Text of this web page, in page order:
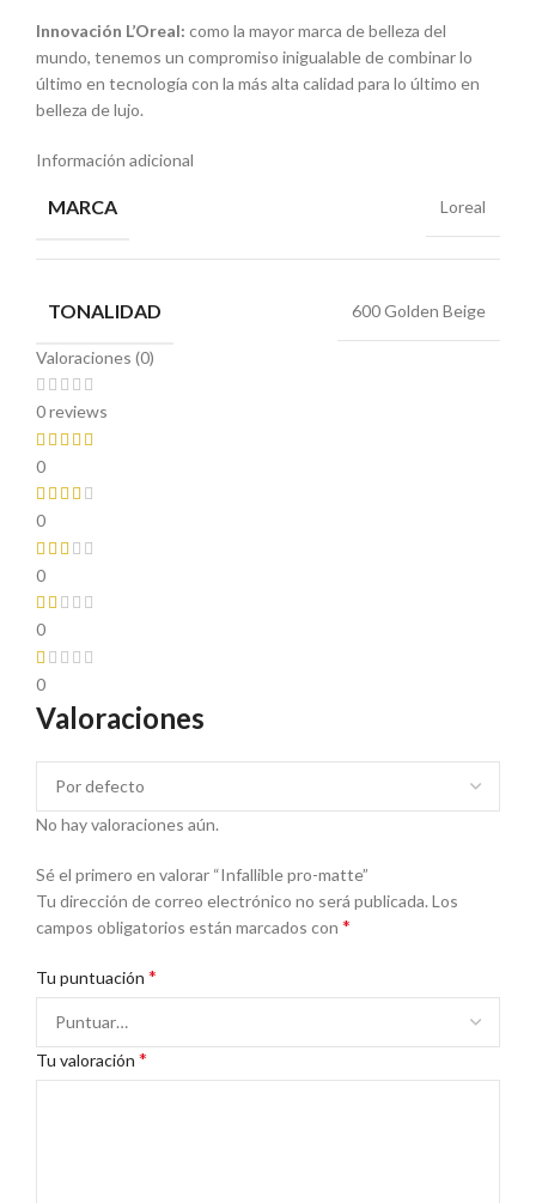
Innovación L’Oreal: como la mayor marca de belleza del
mundo, tenemos un compromiso inigualable de combinar lo
último en tecnología con la más alta calidad para lo último en
belleza de lujo.
Información adicional
MARCA Loreal
TONALIDAD 600 Golden Beige
Valoraciones (0)
0 reviews
0
0
0
0
0
Valoraciones
No hay valoraciones aún.
Sé el primero en valorar “Infallible pro-matte”
Tu dirección de correo electrónico no será publicada. Los
campos obligatorios están marcados con *
Tu puntuación *
Tu valoración *